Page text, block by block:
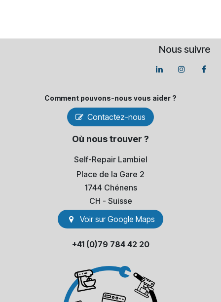
Nous suivre
Comment pouvons-​nous vous aider ?
Contactez-nous
Où nous trouver ?
Self-Repair Lambiel
Place de la Gare 2
1744 Chénens
​CH - Suisse
Voir sur Go​​ogle Maps
+41 (0)79 784 42 20